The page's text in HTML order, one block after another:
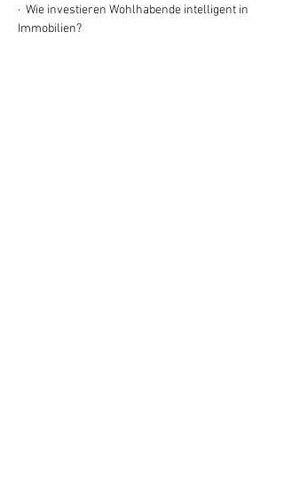
·  Wie investieren Wohlhabende intelligent in
Immobilien?